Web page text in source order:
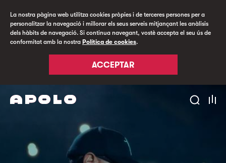
La nostra pàgina web utilitza cookies pròpies i de terceres persones per a
personalitzar la navegació i millorar els seus serveis mitjançant les anàlisis
dels hàbits de navegació. Si continua navegant, vostè accepta el seu ús de
conformitat amb la nostra Política de cookies.
ACCEPTAR